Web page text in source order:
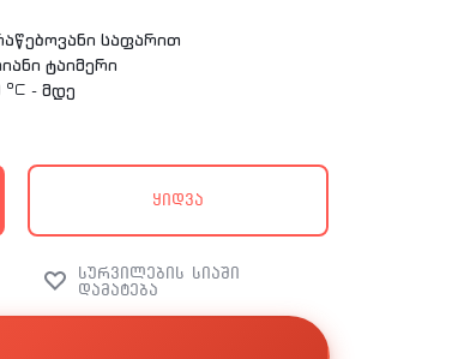
საფარით
ტაიმერი
- მდე
ყიდვა